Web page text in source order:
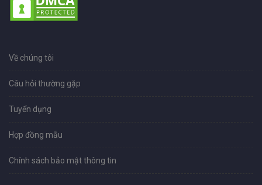
Về chúng tôi
Câu hỏi thường gặp
Tuyển dụng
Hợp đồng mẫu
Chính sách bảo mật thông tin